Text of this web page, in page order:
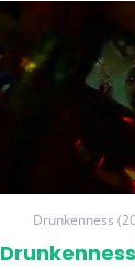
Drunkenness